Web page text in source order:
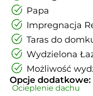
Papa
Impregnacja
Taras do
Wydzielona
Możliwość
Opcje dodatkowe:
Ocieplenie dachu